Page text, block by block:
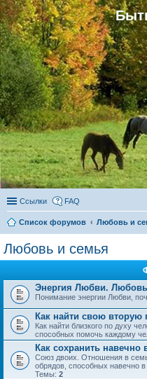
Ссылки FAQ
Список форумов
Любовь и
Любовь и семья
Энергия Любви.
Понимание энергии Любви,
Как найти свою вторую
Как найти близкого по духу
способных помочь каждому
Как сохранить
Союз двоих. Отношения в
обрядов, способных навечно
Темы: 2